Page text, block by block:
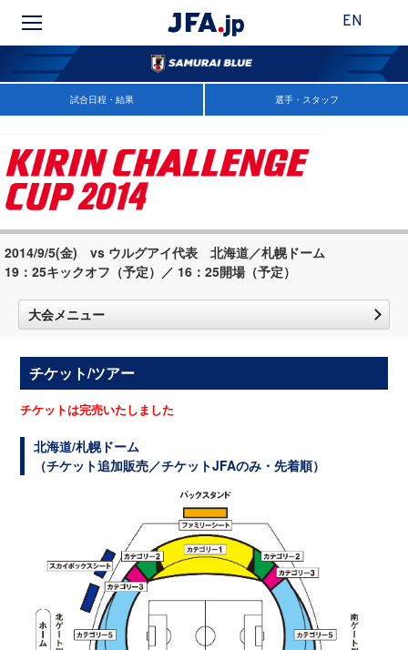
EN
試合日程・結果 選手・スタッフ
2014/9/5(金) vs ウルグアイ代表 北海道／札幌ドーム
19：25キックオフ（予定）／ 16：25開場（予定）
大会メニュー
チケット/ツアー
チケットは完売いたしました
北海道/札幌ドーム
（チケット追加販売／チケットJFAのみ・先着順）